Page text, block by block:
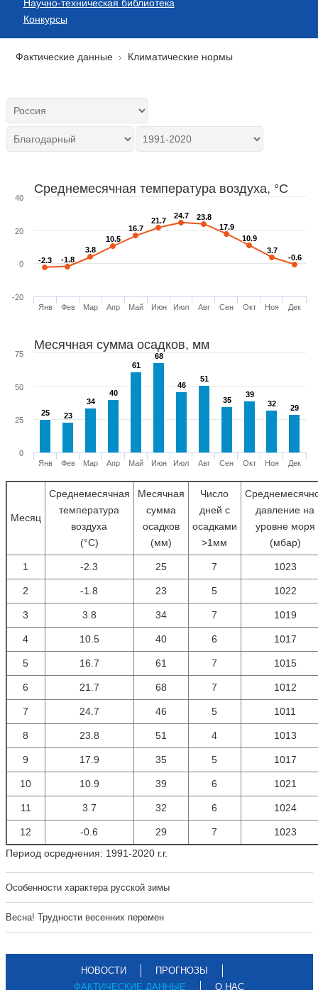
Научно-техническая библиотека
Конкурсы
Фактические данные Климатические нормы
Среднемесячная температура воздуха, °C
-2.3
-2.3 -1.8
-1.8
3.8
3.8
10.5
10.5
16.7
16.7
21.7
21.7
24.7
24.7 23.8
23.8
17.9
17.9
10.9
10.9
3.7
3.7
-0.6
-0.6
Янв Фев Мар Апр Май Июн Июл Авг Сен Окт Ноя Дек
-20
0
20
40
Месячная сумма осадков, мм
25
25 23
23
34
34
40
40
61
61
68
68
46
46
51
51
35
35
39
39
32
32 29
29
Янв Фев Мар Апр Май Июн Июл Авг Сен Окт Ноя Дек
0
25
50
75
Месяц
Среднемесячная
температура
воздуха
(°С)
Месячная
сумма
осадков
(мм)
Число
дней с
осадками
>1мм
давление на
уровне моря
(мбар)
1 -2.3 25 7 1023
2 -1.8 23 5 1022
3 3.8 34 7 1019
4 10.5 40 6 1017
5 16.7 61 7 1015
6 21.7 68 7 1012
7 24.7 46 5 1011
8 23.8 51 4 1013
9 17.9 35 5 1017
10 10.9 39 6 1021
11 3.7 32 6 1024
12 -0.6 29 7
1023
Период осреднения: 1991-2020 г.г.
Особенности характера русской зимы
Весна! Трудности весенних перемен
НОВОСТИ
ПРОГНОЗЫ
ФАКТИЧЕСКИЕ ДАННЫЕ
О НАС